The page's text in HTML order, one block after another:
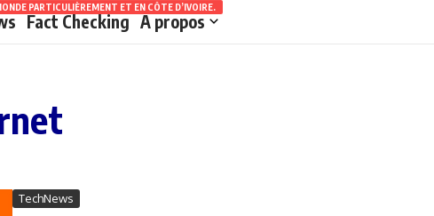
PARTICULIÈREMENT ET EN CÔTE D’IVOIRE.
Fact Checking A propos
TechNews